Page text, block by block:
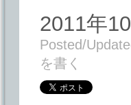
2011年
Posted/
を書く